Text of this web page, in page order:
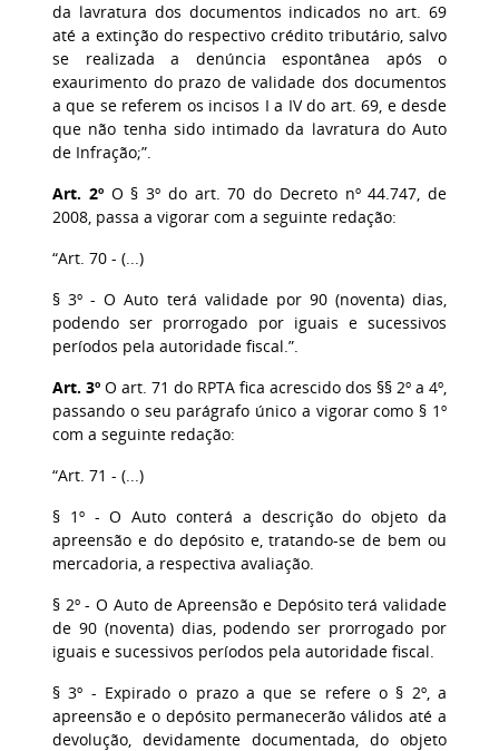
da lavratura dos documentos indicados no art. 69
até a extinção do respectivo crédito tributário, salvo
se realizada a denúncia espontânea após o
exaurimento do prazo de validade dos documentos
a que se referem os incisos I a IV do art. 69, e desde
que não tenha sido intimado da lavratura do Auto
de Infração;”.
Art. 2ºO § 3º do art. 70 do Decreto nº 44.747, de
2008, passa a vigorar com a seguinte redação:
“Art. 70 - (...)
§ 3º - O Auto terá validade por 90 (noventa) dias,
podendo ser prorrogado por iguais e sucessivos
períodos pela autoridade fiscal.”.
Art. 3º O art. 71 do RPTA fica acrescido dos §§ 2º a 4º,
passando o seu parágrafo único a vigorar como § 1º
com a seguinte redação:
“Art. 71 - (...)
§ 1º - O Auto conterá a descrição do objeto da
apreensão e do depósito e, tratando-se de bem ou
mercadoria, a respectiva avaliação.
§ 2º - O Auto de Apreensão e Depósito terá validade
de 90 (noventa) dias, podendo ser prorrogado por
iguais e sucessivos períodos pela autoridade fiscal.
§ 3º - Expirado o prazo a que se refere o § 2º, a
apreensão e o depósito permanecerão válidos até a
devolução, devidamente documentada, do objeto